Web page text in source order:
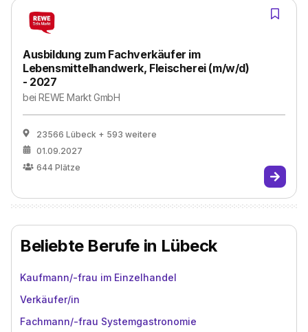
Ausbildung zum Fachverkäufer im
Lebensmittelhandwerk, Fleischerei (m/w/d)
- 2027
beiREWE Markt GmbH
23566 Lübeck + 593 weitere
01.09.2027
644 Plätze
Beliebte Berufe in Lübeck
Kaufmann/-frau im Einzelhandel
Verkäufer/in
Fachmann/-frau Systemgastronomie